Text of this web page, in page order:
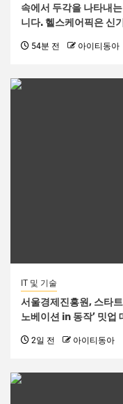
속에서 두각을 나타내
니다. 헬스케어픽은 신
54분 전 아이티동아
IT 및 기술
서울경제진흥원, 스타
노베이션 in 동작’ 밋업
2일 전 아이티동아